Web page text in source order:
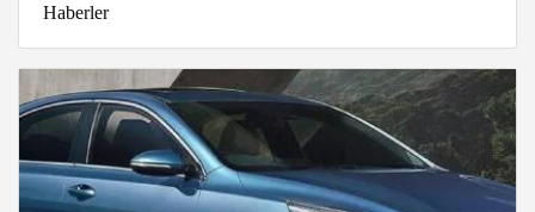
Haberler